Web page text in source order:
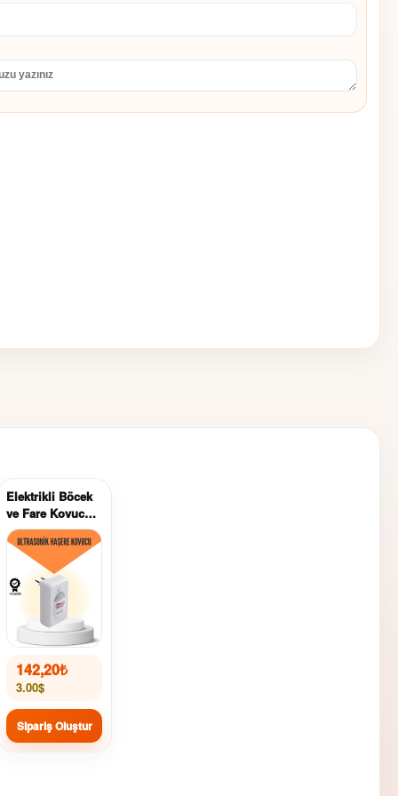
Elektrikli Böcek
ve Fare Kovucu
Prizden Çalışan
142,20₺
3.00$
Sipariş Oluştur